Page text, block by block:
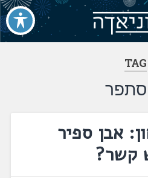
TAG
אבן ספיר
קשר?